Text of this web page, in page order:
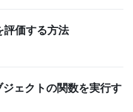
価する方法
ェクトの関数を実行す